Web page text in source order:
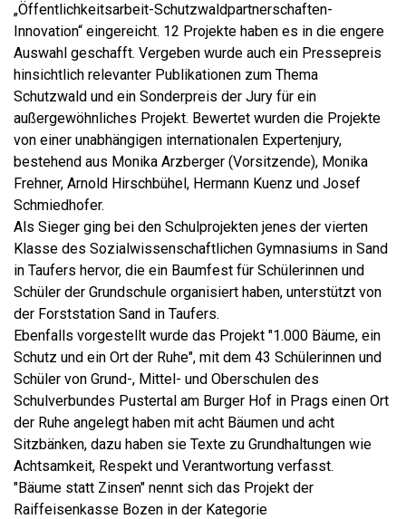
„Öffentlichkeitsarbeit-Schutzwaldpartnerschaften-
Innovation“ eingereicht. 12 Projekte haben es in die engere
Auswahl geschafft. Vergeben wurde auch ein Pressepreis
hinsichtlich relevanter Publikationen zum Thema
Schutzwald und ein Sonderpreis der Jury für ein
außergewöhnliches Projekt. Bewertet wurden die Projekte
von einer unabhängigen internationalen Expertenjury,
bestehend aus Monika Arzberger (Vorsitzende), Monika
Frehner, Arnold Hirschbühel, Hermann Kuenz und Josef
Schmiedhofer.
Als Sieger ging bei den Schulprojekten jenes der vierten
Klasse des Sozialwissenschaftlichen Gymnasiums in Sand
in Taufers hervor, die ein Baumfest für Schülerinnen und
Schüler der Grundschule organisiert haben, unterstützt von
der Forststation Sand in Taufers.
Ebenfalls vorgestellt wurde das Projekt "1.000 Bäume, ein
Schutz und ein Ort der Ruhe", mit dem 43 Schülerinnen und
Schüler von Grund-, Mittel- und Oberschulen des
Schulverbundes Pustertal am Burger Hof in Prags einen Ort
der Ruhe angelegt haben mit acht Bäumen und acht
Sitzbänken, dazu haben sie Texte zu Grundhaltungen wie
Achtsamkeit, Respekt und Verantwortung verfasst.
"Bäume statt Zinsen" nennt sich das Projekt der
Raiffeisenkasse Bozen in der Kategorie